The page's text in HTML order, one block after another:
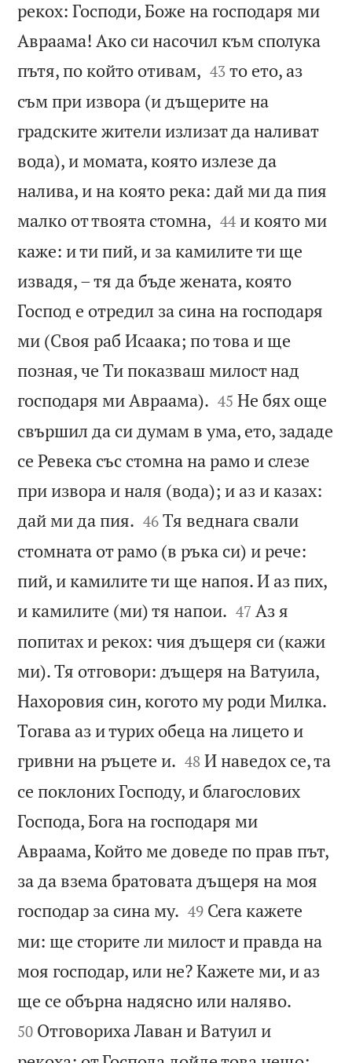
рекох: Господи, Боже на господаря ми
Авраама! Ако си насочил към сполука
пътя, по който отивам, 

43 то ето, аз
съм при извора (и дъщерите на
градските жители излизат да наливат
вода), и момата, която излезе да
налива, и на която река: дай ми да пия
малко от твоята стомна, 

44 и която ми
каже: и ти пий, и за камилите ти ще
извадя, – тя да бъде жената, която
Господ е отредил за сина на господаря
ми (Своя раб Исаака; по това и ще
позная, че Ти показваш милост над
господаря ми Авраама). 

45 Не бях още
свършил да си думам в ума, ето, зададе
се Ревека със стомна на рамо и слезе
при извора и наля (вода); и аз и казах:
дай ми да пия. 

46 Тя веднага свали
стомната от рамо (в ръка си) и рече:
пий, и камилите ти ще напоя. И аз пих,
и камилите (ми) тя напои. 

47 Аз я
попитах и рекох: чия дъщеря си (кажи
ми). Тя отговори: дъщеря на Ватуила,
Нахоровия син, когото му роди Милка.
Тогава аз и турих обеца на лицето и
гривни на ръцете и. 

48 И наведох се, та
се поклоних Господу, и благослових
Господа, Бога на господаря ми
Авраама, Който ме доведе по прав път,
за да взема братовата дъщеря на моя
господар за сина му. 

49 Сега кажете
ми: ще сторите ли милост и правда на
моя господар, или не? Кажете ми, и аз
ще се обърна надясно или наляво.
50 Отговориха Лаван и Ватуил и